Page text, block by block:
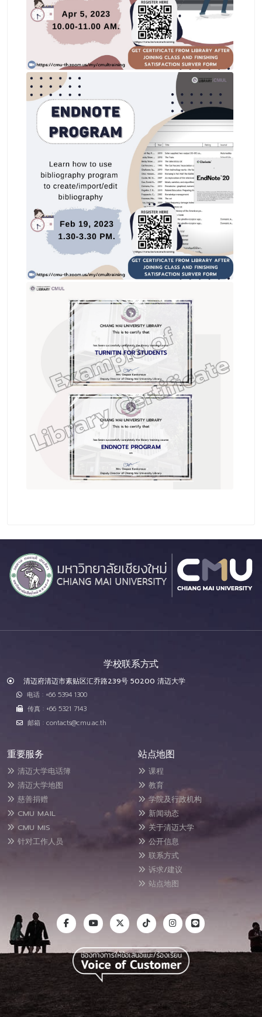
学校联系方式
清迈府清迈市素贴区汇乔路239号 50200 清迈大学
电话 : +66 5394 1300
传真 : +66 5321 7143
邮箱 : contacts@cmu.ac.th
重要服务
清迈大学电话簿
清迈大学地图
慈善捐赠
CMU MAIL
CMU MIS
针对工作人员
站点地图
课程
教育
学院及行政机构
新闻动态
关于清迈大学
公开信息
联系方式
诉求/建议
站点地图